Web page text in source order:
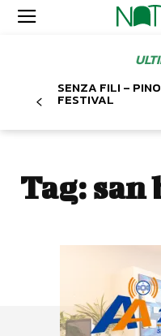
SENZA FILI –
FESTIVAL
Tag: san